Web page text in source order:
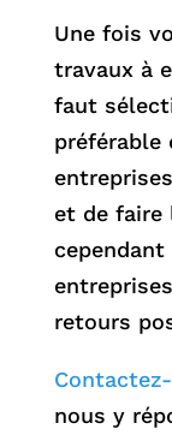
Une fois
travaux à
faut
préférable
et de faire
entreprises
retours
nous y